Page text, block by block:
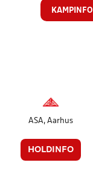
KAMPINFO
ASA, Aarhus
HOLDINFO